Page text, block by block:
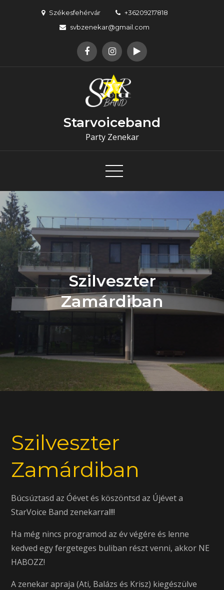
Székesfehérvár
+36209217818
svbzenekar@gmail.com
Starvoiceband
Party Zenekar
Szilveszter
Zamárdiban
Szilveszter
Zamárdiban
Búcsúztasd az Óévet és köszöntsd az Újévet a
StarVoice Band zenekarral!!!
Ha még nincs programod az év végére és lenne
kedved egy fergeteges buliban részt venni, akkor NE
HABOZZ!
A zenekar apraja (Ati, Balázs és Krisz) kiegészülve